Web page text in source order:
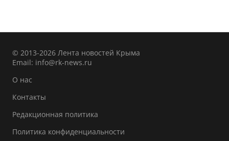
© 2013-2026 Лента новостей Крыма
Email: info@rk-news.ru
О нас
Контакты
Редакционная политика
Политика конфиденциальности